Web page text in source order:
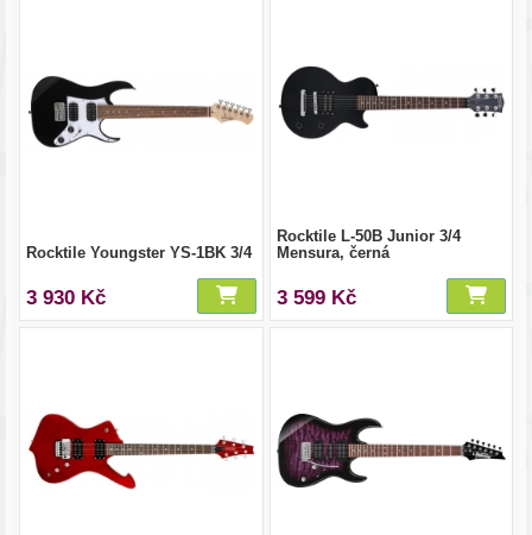
Rocktile Youngster YS-1BK 3/4
3 930 Kč
Rocktile L-50B Junior 3/4
Mensura, černá
3 599 Kč